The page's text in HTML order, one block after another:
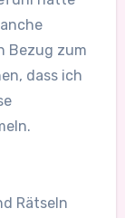
Bezug zum
dass ich
Rätseln